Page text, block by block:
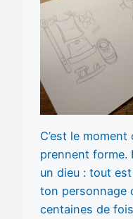
C’est le
prennent forme.
un dieu : tout
ton personnage
centaines de